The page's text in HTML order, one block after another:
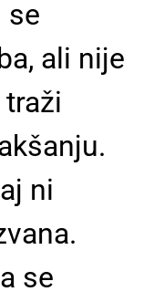
se
ali nije
ni
se